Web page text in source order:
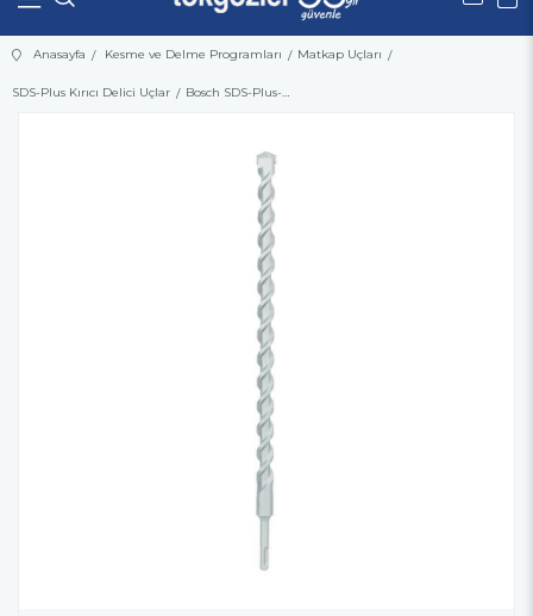
Üye Girişi Üye Ol
Anasayfa Kesme ve Delme Programları Matkap Uçları
SDS-Plus Kırıcı Delici Uçlar Bosch SDS-Plus-1 Matkap Ucu 22x460 mm